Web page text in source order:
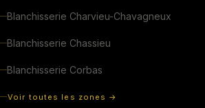
Blanchisserie Charvieu-Chavagneux
Blanchisserie Chassieu
Blanchisserie Corbas
Voir toutes les zones →